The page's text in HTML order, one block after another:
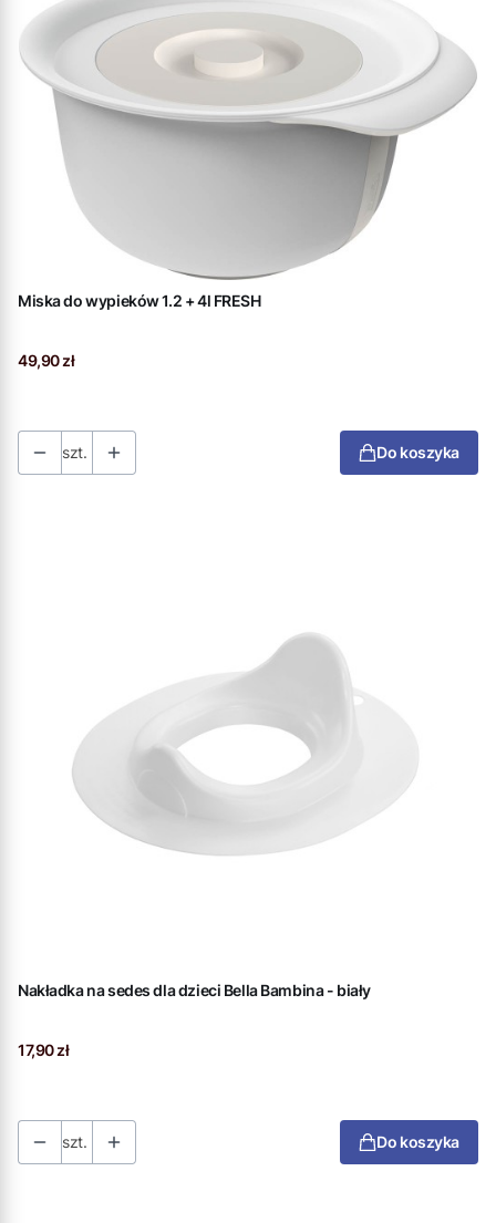
Miska do wypieków 1.2 + 4l FRESH
Cena
49,90 zł
szt. Do koszyka
Nakładka na sedes dla dzieci Bella Bambina - biały
Cena
17,90 zł
szt. Do koszyka